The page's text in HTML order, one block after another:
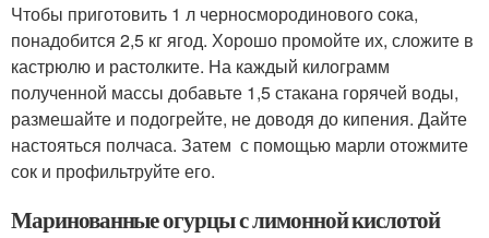
Чтобы приготовить 1 л черносмородинового сока,
понадобится 2,5 кг ягод. Хорошо промойте их, сложите в
кастрюлю и растолките. На каждый килограмм
полученной массы добавьте 1,5 стакана горячей воды,
размешайте и подогрейте, не доводя до кипения. Дайте
настояться полчаса. Затем с помощью марли отожмите
сок и профильтруйте его.
Маринованные огурцы с лимонной кислотой